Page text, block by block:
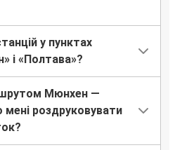
у пунктах
і «Полтава»?
Мюнхен —
роздруковувати